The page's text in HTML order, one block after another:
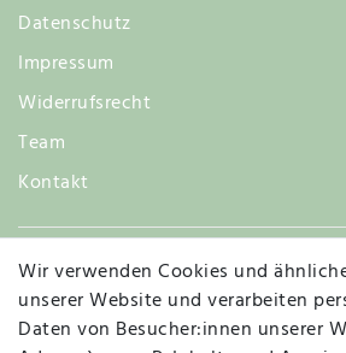
Datenschutz
Impressum
Widerrufsrecht
Team
Kontakt
Wir verwenden Cookies und
unserer Website und verarbeiten
Daten von Besucher:innen unserer